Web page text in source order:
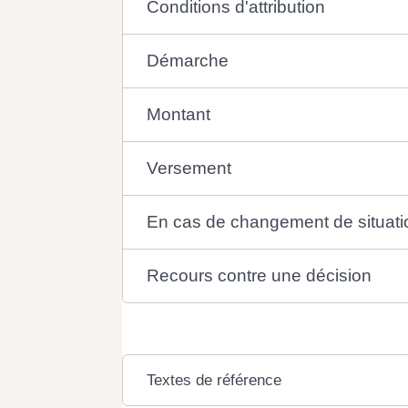
Conditions d'attribution
Démarche
Montant
Versement
En cas de changement de
Recours contre une décision
Textes de référence